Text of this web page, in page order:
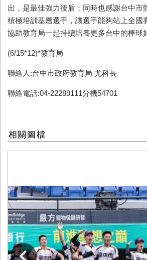
出，是最佳強力後盾；同時也感謝台中市
積極培訓基層選手，讓選手能夠站上全國
協助教育局一起持續培養更多台中的棒球
(6/15*12)*教育局
聯絡人:台中市政府教育局 尤科長
聯絡電話:04-22289111分機54701
相關圖檔